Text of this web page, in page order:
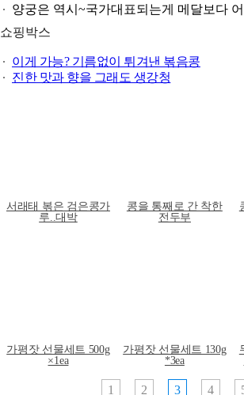
양궁은 역시~국가대표되는게 메달보다
쇼핑박스
이게 가능? 기름없이 튀겨낸 볶음콩
진한 맛과 향을 그래도 생강청
서래태 볶은 검은콩가
루..대박
콩을 통째로 간 착한
전두부
가평잣 선물세트 500g
×1ea
가평잣 선물세트 130g
*3ea
1 2 3 4